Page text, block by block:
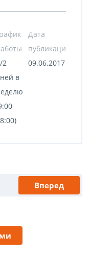
Дата
публикации
2
в
09.06.2017
Вперед